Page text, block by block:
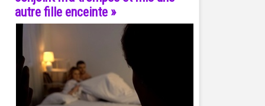
autre fille enceinte »